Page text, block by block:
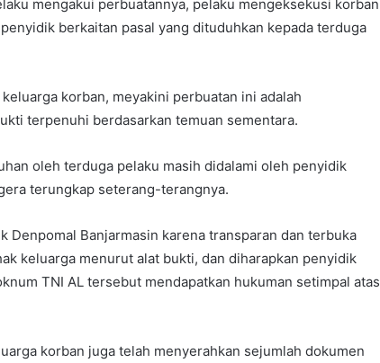
mengakui perbuatannya, pelaku mengeksekusi korban
berkaitan pasal yang dituduhkan kepada terduga
korban, meyakini perbuatan ini adalah
terpenuhi berdasarkan temuan sementara.
oleh terduga pelaku masih didalami oleh penyidik
terungkap seterang-terangnya.
Denpomal Banjarmasin karena transparan dan terbuka
keluarga menurut alat bukti, dan diharapkan penyidik
TNI AL tersebut mendapatkan hukuman setimpal atas
korban juga telah menyerahkan sejumlah dokumen